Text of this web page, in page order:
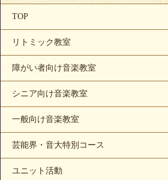
TOP
リトミック教室
障がい者向け音楽教室
シニア向け音楽教室
一般向け音楽教室
芸能界・音大特別コース
ユニット活動